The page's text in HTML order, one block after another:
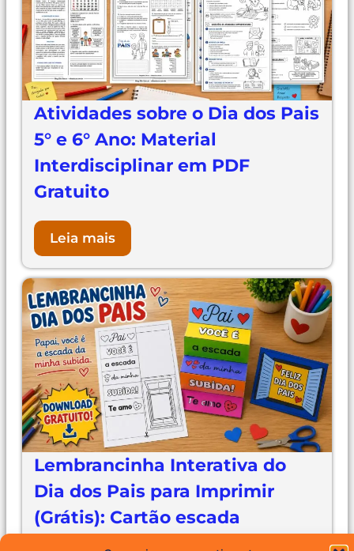
Atividades sobre o Dia dos Pais
5° e 6° Ano: Material
Interdisciplinar em PDF
Gratuito
Leia mais
Lembrancinha Interativa do
Dia dos Pais para Imprimir
(Grátis): Cartão escada